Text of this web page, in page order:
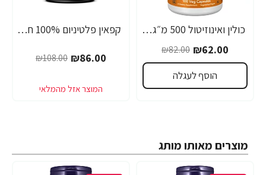
כולין ואינוזיטול 500 מ״ג - 100 כמוסות מבית NOW FOODS
₪62.00
₪82.00
הוסף לעגלה
קפאין פלטיניום 100% חזק 220 מ"ג - ספיגה מהירה - 125 טבליות - מבית Muscletech
₪86.00
₪108.00
מוצרים מאותו מותג